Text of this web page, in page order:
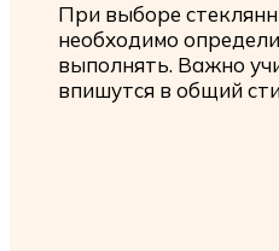
При выборе
необходимо
выполнять. Важно
впишутся в общий